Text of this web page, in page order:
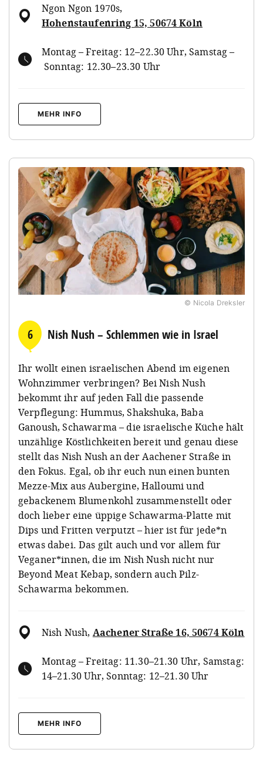
Ngon Ngon 1970s,
Hohenstaufenring 15, 50674 Köln
Montag – Freitag: 12–22.30 Uhr, Samstag –
Sonntag: 12.30–23.30 Uhr
MEHR INFO
© Nicola Dreksler
6 Nish Nush – Schlemmen wie in Israel
Ihr wollt einen israelischen Abend im eigenen
Wohnzimmer verbringen? Bei Nish Nush
bekommt ihr auf jeden Fall die passende
Verpflegung: Hummus, Shakshuka, Baba
Ganoush, Schawarma – die israelische Küche hält
unzählige Köstlichkeiten bereit und genau diese
stellt das Nish Nush an der Aachener Straße in
den Fokus. Egal, ob ihr euch nun einen bunten
Mezze-Mix aus Aubergine, Halloumi und
gebackenem Blumenkohl zusammenstellt oder
doch lieber eine üppige Schawarma-Platte mit
Dips und Fritten verputzt – hier ist für jede*n
etwas dabei. Das gilt auch und vor allem für
Veganer*innen, die im Nish Nush nicht nur
Beyond Meat Kebap, sondern auch Pilz-
Schawarma bekommen.
Nish Nush, Aachener Straße 16, 50674 Köln
Montag – Freitag: 11.30–21.30 Uhr, Samstag:
14–21.30 Uhr, Sonntag: 12–21.30 Uhr
MEHR INFO